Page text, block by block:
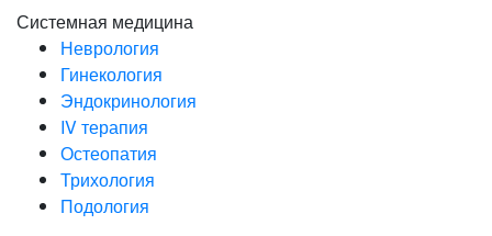
Системная медицина
Неврология
Гинекология
Эндокринология
IV терапия
Остеопатия
Трихология
Подология